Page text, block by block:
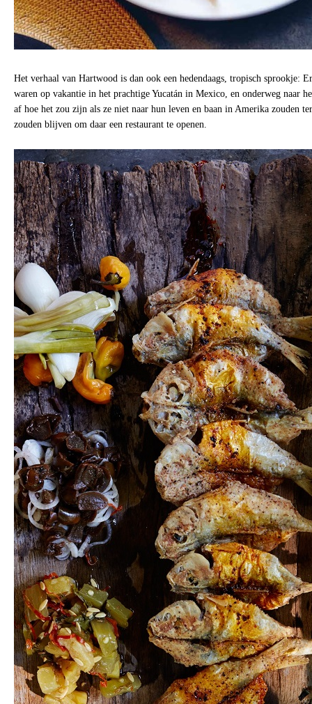
Het verhaal van Hartwood is dan ook een hedendaags, tropisch sprookje:
waren op vakantie in het prachtige Yucatán in Mexico, en onderweg naar
af hoe het zou zijn als ze niet naar hun leven en baan in Amerika zouden
zouden blijven om daar een restaurant te openen.